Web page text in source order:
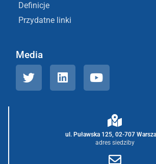
Definicje
Przydatne linki
Media
ul. Puławska 125, 02-707
adres siedziby